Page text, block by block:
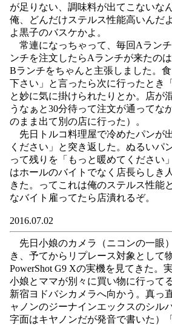
が足りない、調味料が出てこないな
俺、どんだけステルス性能高いんだ
よ黒子のバスケかよ。
常連になっちゃって、毎回Aラン
ンチを注文したらAランチが来たの
Bランチをちゃんと主張しました。
下さい」と言ったら次に行ったとき
と妙に気に掛けられたりとか。店が
うなぁと30分待って注文が通ってな
のまま出て別の店に行った）。
先日トルコ料理屋で冷めたパンが
ください」と突き返した。ぬるいパ
って残りを「もっと暖めてください
はホールのバイトでなく店長らしき
きた。ってこれは俺のステルス性能
なバイト雇ってたら店潰れるぞ。
2016.07.02
先日小娘のカメラ（ニコンの一眼
き、予てからリプレース対象として
PowerShot G9 Xの実機を見てきた。
小娘とママが別々に買い物に行って
新宿ヨドバシカメラへ向かう。真っ
ャノンのジーナインエックスのシル
字面はキヤノンだが発音で書いた）